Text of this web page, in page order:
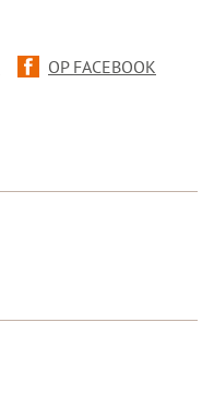
OP FACEBOOK